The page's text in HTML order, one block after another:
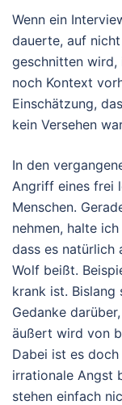
Wenn ein
dauerte, auf
geschnitten wird,
noch Kontext
Einschätzung,
kein Versehen
In den
Angriff eines frei
Menschen.
nehmen, halte
dass es natürlich
Wolf beißt.
krank ist. Bislang
Gedanke
äußert wird von
Dabei ist es
irrationale Angst
stehen einfach